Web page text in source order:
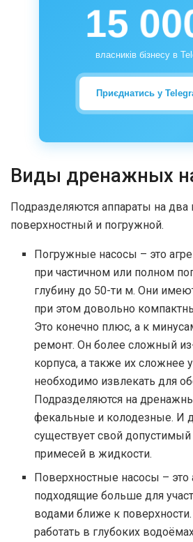
15
власників бізнесу в
Приєднатись у
Виды дренажных
Подразделяются аппараты на два
поверхностный и погружной.
Погружные насосы – это
при частичном или полном
глубину до 50-ти м. Они
при этом довольно
Это конечно плюс, а к
ремонт. Он более сложный
корпуса, а также их сложнее
необходимо извлекать для
Подразделяются на
фекальные и колодезные. И
существует свой
примесей в жидкости.
Поверхностные насосы – это
подходящие больше для
водами ближе к
работать в глубоких